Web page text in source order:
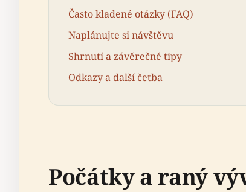
Často kladené otázky (FAQ)
Naplánujte si návštěvu
Shrnutí a závěrečné tipy
Odkazy a další četba
Počátky a raný